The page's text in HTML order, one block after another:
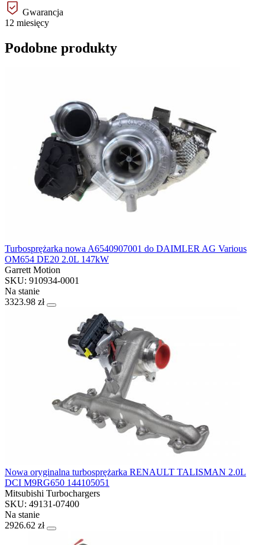
Gwarancja
12 miesięcy
Podobne produkty
Turbosprężarka nowa A6540907001 do DAIMLER AG Various
OM654 DE20 2.0L 147kW
Garrett Motion
SKU: 910934-0001
Na stanie
3323.98 zł
Nowa oryginalna turbosprężarka RENAULT TALISMAN 2.0L
DCI M9RG650 144105051
Mitsubishi Turbochargers
SKU: 49131-07400
Na stanie
2926.62 zł